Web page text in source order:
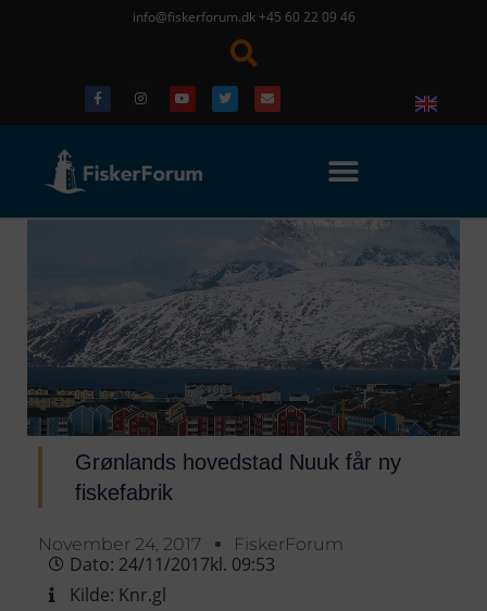
info@fiskerforum.dk +45 60 22 09 46
Grønlands hovedstad Nuuk får ny
fiskefabrik
November 24, 2017 FiskerForum
Dato: 24/11/2017kl. 09:53
Kilde: Knr.gl